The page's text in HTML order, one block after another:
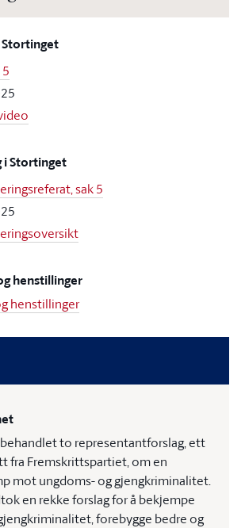
i Stortinget
sak 5
henstillinger
henstillinger
to representantforslag, ett
fra Fremskrittspartiet, om en
mot ungdoms- og gjengkriminalitet.
en rekke forslag for å bekjempe
forebygge bedre og